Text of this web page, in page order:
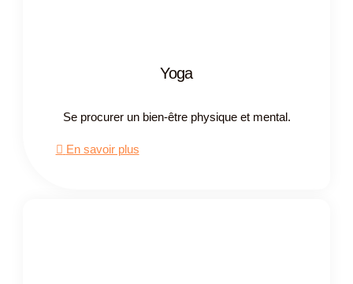
Yoga
Se procurer un bien-être physique et mental.
En savoir plus